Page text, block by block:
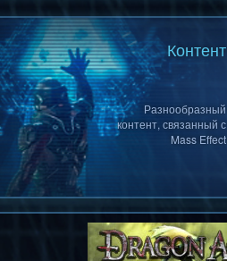
Контент
Разнообразный
контент, связанный с
Mass Effect